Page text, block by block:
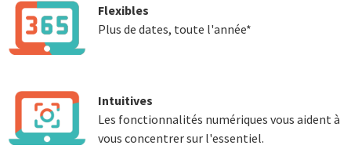
Flexibles
Plus de dates, toute l'année*
Intuitives
Les fonctionnalités numériques vous aident à
vous concentrer sur l'essentiel.